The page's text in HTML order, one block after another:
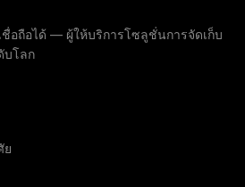
อถือได้ — ผู้ให้บริการโซลูชั่นการจัดเก็บ
บโลก
ย